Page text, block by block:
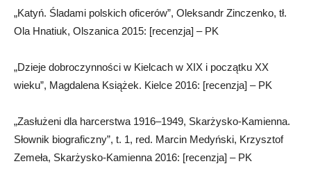
„Katyń. Śladami polskich oficerów”, Oleksandr Zinczenko, tł.
Ola Hnatiuk, Olszanica 2015: [recenzja] – PK
„Dzieje dobroczynności w Kielcach w XIX i początku XX
wieku”, Magdalena Książek. Kielce 2016: [recenzja] – PK
„Zasłużeni dla harcerstwa 1916–1949, Skarżysko-Kamienna.
Słownik biograficzny”, t. 1, red. Marcin Medyński, Krzysztof
Zemeła, Skarżysko-Kamienna 2016: [recenzja] – PK